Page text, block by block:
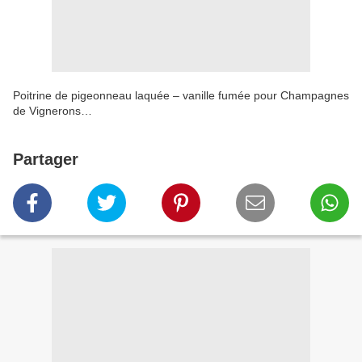
Poitrine de pigeonneau laquée – vanille fumée pour Champagnes
de Vignerons…
Partager